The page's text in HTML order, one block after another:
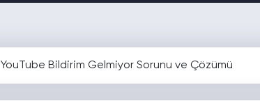
YouTube Bildirim Gelmiyor Sorunu ve Çözümü